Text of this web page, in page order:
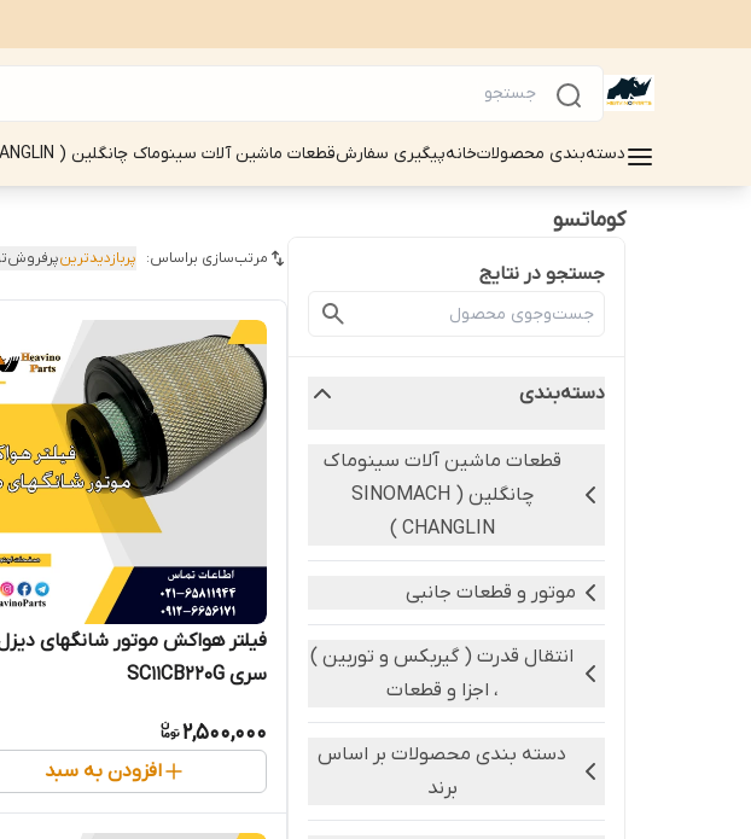
دسته‌بندی محصولاتخانهپیگیری سفارشقطعات ماشین آلات سینوماک چانگلین ( SINOMACH CHANGLIN )
کوماتسو
جستجو در نتایج
دسته‌بندی
قطعات ماشین آلات سینوماک
چانگلین ( SINOMACH
CHANGLIN )
موتور و قطعات جانبی
انتقال قدرت ( گیربکس و توربین )
، اجزا و قطعات
دسته بندی محصولات بر اساس
برند
مرتب‌سازی براساس: پربازدیدترین
فیلتر هواکش موتور شانگهای
سری SC11CB220G
2,500,000
افزودن به سبد